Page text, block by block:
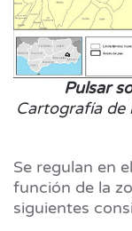
Pulsar
Cartografía de
Se regulan en
función de la
siguientes